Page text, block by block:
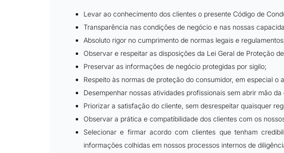
Levar ao conhecimento dos clientes o presente Código de
Transparência nas condições de negócio e nas nossas
Absoluto rigor no cumprimento de normas legais e
Observar e respeitar as disposições da Lei Geral de Proteção
Preservar as informações de negócio protegidas por sigilo;
Respeito às normas de proteção do consumidor, em especial
Desempenhar nossas atividades profissionais sem abrir mão
Priorizar a satisfação do cliente, sem desrespeitar quaisquer
Observar a prática e compatibilidade dos clientes com os
Selecionar e firmar acordo com clientes que tenham
informações colhidas em nossos processos internos de